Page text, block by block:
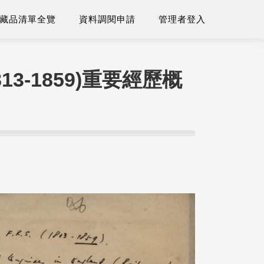
品清單全覽 資料調閱申請 管理者登入
1859)重要經歷概